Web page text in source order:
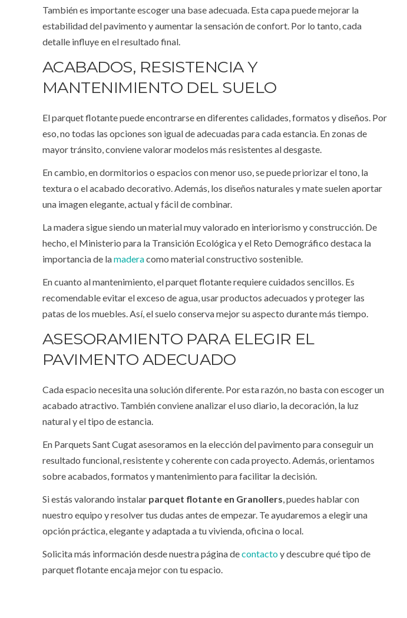
También es importante escoger una base adecuada. Esta capa puede mejorar la
estabilidad del pavimento y aumentar la sensación de confort. Por lo tanto, cada
detalle influye en el resultado final.
ACABADOS, RESISTENCIA Y
MANTENIMIENTO DEL SUELO
El parquet flotante puede encontrarse en diferentes calidades, formatos y diseños. Por
eso, no todas las opciones son igual de adecuadas para cada estancia. En zonas de
mayor tránsito, conviene valorar modelos más resistentes al desgaste.
En cambio, en dormitorios o espacios con menor uso, se puede priorizar el tono, la
textura o el acabado decorativo. Además, los diseños naturales y mate suelen aportar
una imagen elegante, actual y fácil de combinar.
La madera sigue siendo un material muy valorado en interiorismo y construcción. De
hecho, el Ministerio para la Transición Ecológica y el Reto Demográfico destaca la
importancia de lamaderacomo material constructivo sostenible.
En cuanto al mantenimiento, el parquet flotante requiere cuidados sencillos. Es
recomendable evitar el exceso de agua, usar productos adecuados y proteger las
patas de los muebles. Así, el suelo conserva mejor su aspecto durante más tiempo.
ASESORAMIENTO PARA ELEGIR EL
PAVIMENTO ADECUADO
Cada espacio necesita una solución diferente. Por esta razón, no basta con escoger un
acabado atractivo. También conviene analizar el uso diario, la decoración, la luz
natural y el tipo de estancia.
En Parquets Sant Cugat asesoramos en la elección del pavimento para conseguir un
resultado funcional, resistente y coherente con cada proyecto. Además, orientamos
sobre acabados, formatos y mantenimiento para facilitar la decisión.
Si estás valorando instalar parquet flotante en Granollers, puedes hablar con
nuestro equipo y resolver tus dudas antes de empezar. Te ayudaremos a elegir una
opción práctica, elegante y adaptada a tu vivienda, oficina o local.
Solicita más información desde nuestra página decontactoy descubre qué tipo de
parquet flotante encaja mejor con tu espacio.